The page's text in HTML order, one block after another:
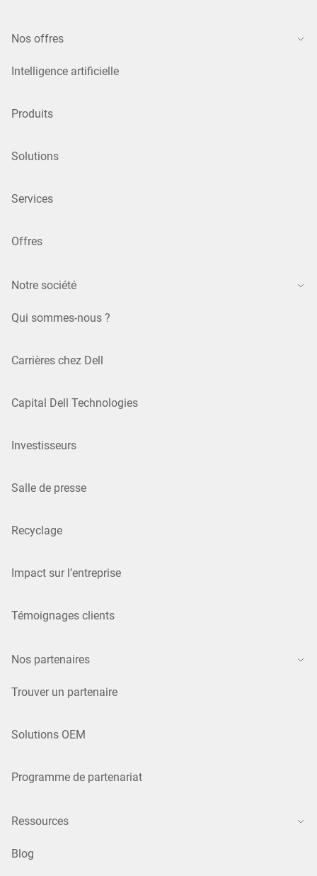
Nos offres
Intelligence artificielle
Produits
Solutions
Services
Offres
Notre société
Qui sommes-nous ?
Carrières chez Dell
Capital Dell Technologies
Investisseurs
Salle de presse
Recyclage
Impact sur l’entreprise
Témoignages clients
Nos partenaires
Trouver un partenaire
Solutions OEM
Programme de partenariat
Ressources
Blog